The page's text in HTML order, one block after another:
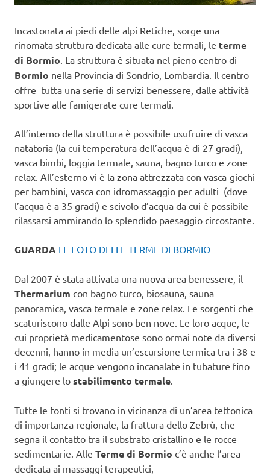
Incastonata ai piedi delle alpi Retiche, sorge una
rinomata struttura dedicata alle cure termali, le terme
di Bormio . La struttura è situata nel pieno centro di
Bormio nella Provincia di Sondrio, Lombardia. Il centro
offre tutta una serie di servizi benessere, dalle attività
sportive alle famigerate cure termali.
All’interno della struttura è possibile usufruire di vasca
natatoria (la cui temperatura dell’acqua è di 27 gradi),
vasca bimbi, loggia termale, sauna, bagno turco e zone
relax. All’esterno vi è la zona attrezzata con vasca-giochi
per bambini, vasca con idromassaggio per adulti (dove
l’acqua è a 35 gradi) e scivolo d’acqua da cui è possibile
rilassarsi ammirando lo splendido paesaggio circostante.
GUARDA LE FOTO DELLE TERME DI BORMIO
Dal 2007 è stata attivata una nuova area benessere, il
Thermarium con bagno turco, biosauna, sauna
panoramica, vasca termale e zone relax. Le sorgenti che
scaturiscono dalle Alpi sono ben nove. Le loro acque, le
cui proprietà medicamentose sono ormai note da diversi
decenni, hanno in media un’escursione termica tra i 38 e
i 41 gradi; le acque vengono incanalate in tubature fino
a giungere lo stabilimento termale
Tutte le fonti si trovano in vicinanza di un’area tettonica
di importanza regionale, la frattura dello Zebrù, che
segna il contatto tra il substrato cristallino e le rocce
sedimentarie. Alle Terme di Bormio c’è anche l’area
dedicata ai massaggi terapeutici,